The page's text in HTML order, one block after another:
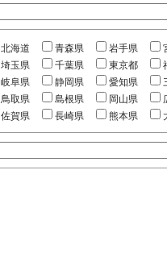
北海道 青森県 岩手県
埼玉県
千葉県 東京都
岐阜県
静岡県 愛知県
鳥取県
島根県 岡山県
佐賀県
長崎県 熊本県